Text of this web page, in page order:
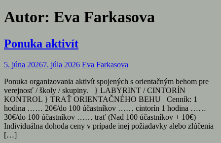
Autor: Eva Farkasova
Ponuka aktivít
5. júna 20267. júla 2026 Eva Farkasova
Ponuka organizovania aktivít spojených s orientačným behom pre
verejnosť / školy / skupiny. } LABYRINT / CINTORÍN
KONTROL } TRAŤ ORIENTAČNÉHO BEHU Cenník: 1
hodina …… 20€/do 100 účastníkov …… cintorín 1 hodina ……
30€/do 100 účastníkov …… trať (Nad 100 účastníkov + 10€)
Individuálna dohoda ceny v prípade inej požiadavky alebo zlúčenia
[…]